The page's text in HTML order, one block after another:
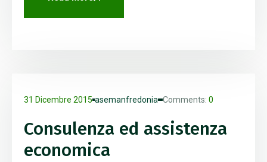
31 Dicembre 2015 asemanfredonia Comments: 0
Consulenza ed assistenza
economica